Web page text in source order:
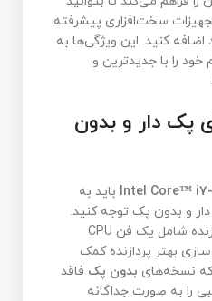
سخت‌افزاری پیشرفته
کنید. این ویژگی‌ها به
را با جدیدترین و
پک دار و بدون
باید به
و بدون پک توجه کنید.
این پردازنده شامل یک فن CPU
بهتر پردازنده کمک
نسخه‌های بدون پک فاقد
را به صورت جداگانه